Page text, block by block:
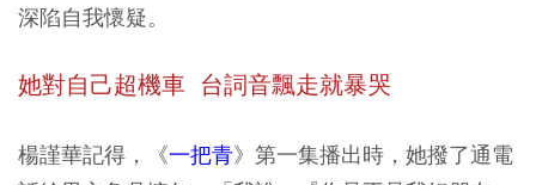
深陷自我懷疑。
她對自己超機車 台詞音飄走就暴哭
楊謹華記得，《一把青》第一集播出時，她撥了通電